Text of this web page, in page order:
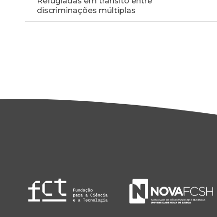
discriminações múltiplas